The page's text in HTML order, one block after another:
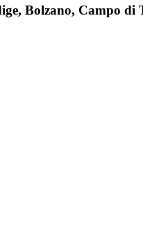
Bolzano, Campo di